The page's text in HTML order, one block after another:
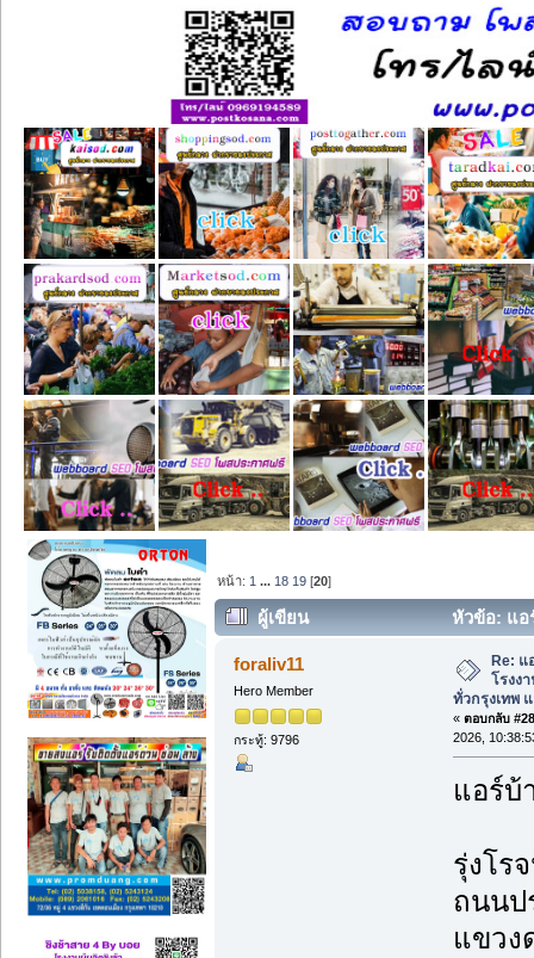
หน้า: 1 ... 18 19 [20]
ผู้เขียน
หัวข้อ: แอ
ล้าง ทั่วกรุงเทพ และ พื้นที่ใกล้เคียง. (อ่า
foraliv11
Hero Member
กระทู้: 9796
Re: แ
โรงง
ทั่วกรุงเทพ
« ตอบกลับ
2026,
แอร์บ้
รุ่งโร
ถนนป
แขวง